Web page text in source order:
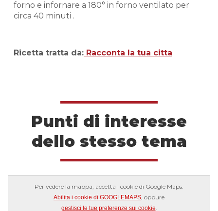
forno e infornare a 180° in forno ventilato per
circa 40 minuti .
Ricetta tratta da: Racconta la tua citta
Punti di interesse
dello stesso tema
Per vedere la mappa, accetta i cookie di Google Maps.
Abilita i cookie di GOOGLEMAPS, oppure
gestisci le tue preferenze sui cookie.